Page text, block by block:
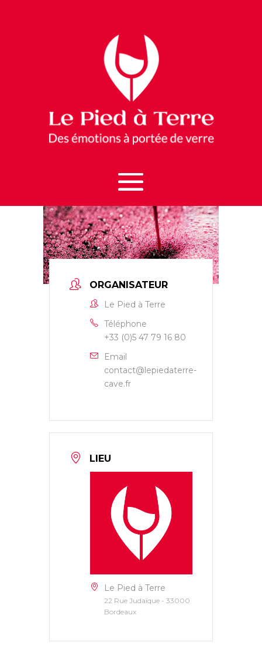
ORGANISATEUR
Le Pied à Terre
Téléphone
+33 (0)5 47 79 16 80
Email
contact@lepiedaterre-
cave.fr
LIEU
Le Pied à Terre
22 Rue Judaïque - 33000
Bordeaux